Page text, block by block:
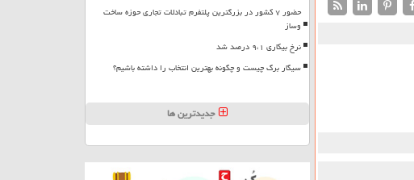
حضور ۷ کشور در بزرگترین پلتفرم تبادلات تجاری حوزه ساخت
وساز
نرخ بیکاری ۹،۱ درصد شد
سیگار برگ چیست و چگونه بهترین انتخاب را داشته باشیم؟
جدیدترین ها